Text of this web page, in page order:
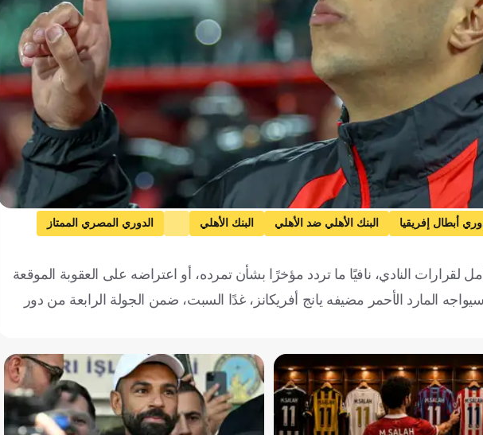
أبطال إفريقيا البنك الأهلي ضد الأهلي البنك الأهلي
الدوري المصري الممتاز
النادي، نافيًا ما تردد مؤخرًا بشأن تمرده، أو اعتراضه على العقوبة الموقعة
المارد الأحمر مضيفه يانج أفريكانز، غدًا السبت، ضمن الجولة الرابعة من دور